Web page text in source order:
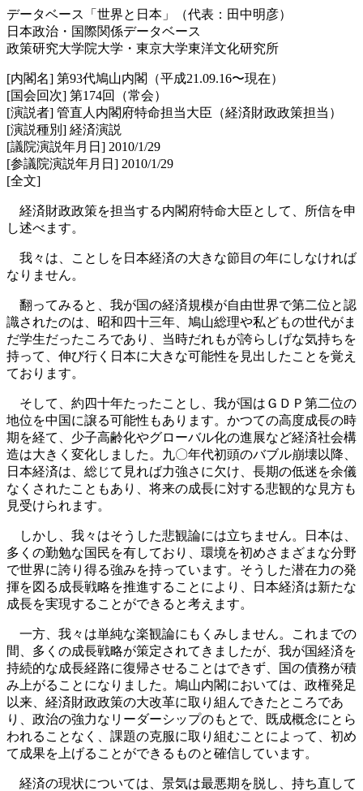
データベース「世界と日本」（代表：田中明彦）
日本政治・国際関係データベース
政策研究大学院大学・東京大学東洋文化研究所
[内閣名] 第93代鳩山内閣（平成21.09.16〜現在）
[国会回次] 第174回（常会）
[演説者] 管直人内閣府特命担当大臣（経済財政政策担当）
[演説種別] 経済演説
[議院演説年月日] 2010/1/29
[参議院演説年月日] 2010/1/29
[全文]
経済財政政策を担当する内閣府特命大臣として、所信を申
し述べます。
我々は、ことしを日本経済の大きな節目の年にしなければ
なりません。
翻ってみると、我が国の経済規模が自由世界で第二位と認
識されたのは、昭和四十三年、鳩山総理や私どもの世代がま
だ学生だったころであり、当時だれもが誇らしげな気持ちを
持って、伸び行く日本に大きな可能性を見出したことを覚え
ております。
そして、約四十年たったことし、我が国はＧＤＰ第二位の
地位を中国に譲る可能性もあります。かつての高度成長の時
期を経て、少子高齢化やグローバル化の進展など経済社会構
造は大きく変化しました。九〇年代初頭のバブル崩壊以降、
日本経済は、総じて見れば力強さに欠け、長期の低迷を余儀
なくされたこともあり、将来の成長に対する悲観的な見方も
見受けられます。
しかし、我々はそうした悲観論には立ちません。日本は、
多くの勤勉な国民を有しており、環境を初めさまざまな分野
で世界に誇り得る強みを持っています。そうした潜在力の発
揮を図る成長戦略を推進することにより、日本経済は新たな
成長を実現することができると考えます。
一方、我々は単純な楽観論にもくみしません。これまでの
間、多くの成長戦略が策定されてきましたが、我が国経済を
持続的な成長経路に復帰させることはできず、国の債務が積
み上がることになりました。鳩山内閣においては、政権発足
以来、経済財政政策の大改革に取り組んできたところであ
り、政治の強力なリーダーシップのもとで、既成概念にとら
われることなく、課題の克服に取り組むことによって、初め
て成果を上げることができるものと確信しています。
経済の現状については、景気は最悪期を脱し、持ち直して